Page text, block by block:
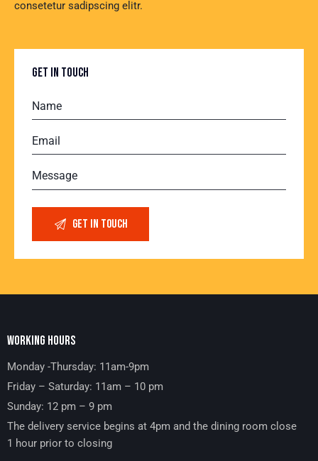
consetetur sadipscing elitr.
GET IN TOUCH
WORKING HOURS
Monday -Thursday: 11am-9pm
Friday – Saturday: 11am – 10 pm
Sunday: 12 pm – 9 pm
The delivery service begins at 4pm and the dining room close
1 hour prior to closing